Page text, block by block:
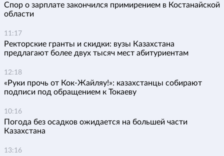
Спор о зарплате закончился примирением в Костанайской
области
11:17
Ректорские гранты и скидки: вузы Казахстана
предлагают более двух тысяч мест абитуриентам
12:18
«Руки прочь от Кок-Жайляу!»: казахстанцы собирают
подписи под обращением к Токаеву
10:16
Погода без осадков ожидается на большей части
Казахстана
13:16